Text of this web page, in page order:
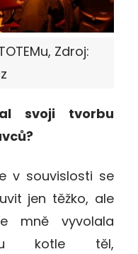
Zdroj:
svoji tvorbu
v souvislosti se
jen těžko, ale
mně vyvolala
kotle těl,